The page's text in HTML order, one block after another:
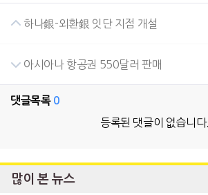
하나銀-외환銀 잇단 지점 개설
아시아나 항공권 550달러 판매
댓글목록 0
등록된 댓글이 없습니다.
많이 본 뉴스